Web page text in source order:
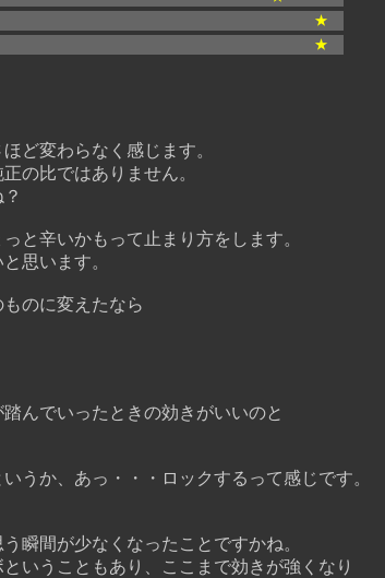
★
★
変わらなく感じます。
の比ではありません。
辛いかもって止まり方をします。
思います。
のに変えたなら
んでいったときの効きがいいのと
か、あっ・・・ロックするって感じです。
間が少なくなったことですかね。
うこともあり、ここまで効きが強くなり